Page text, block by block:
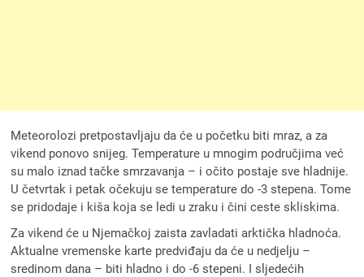
Meteorolozi pretpostavljaju da će u početku biti mraz, a za
vikend ponovo snijeg. Temperature u mnogim područjima već
su malo iznad tačke smrzavanja – i očito postaje sve hladnije.
U četvrtak i petak očekuju se temperature do -3 stepena. Tome
se pridodaje i kiša koja se ledi u zraku i čini ceste skliskima.
Za vikend će u Njemačkoj zaista zavladati arktička hladnoća.
Aktualne vremenske karte predviđaju da će u nedjelju –
sredinom dana – biti hladno i do -6 stepeni. I sljedećih